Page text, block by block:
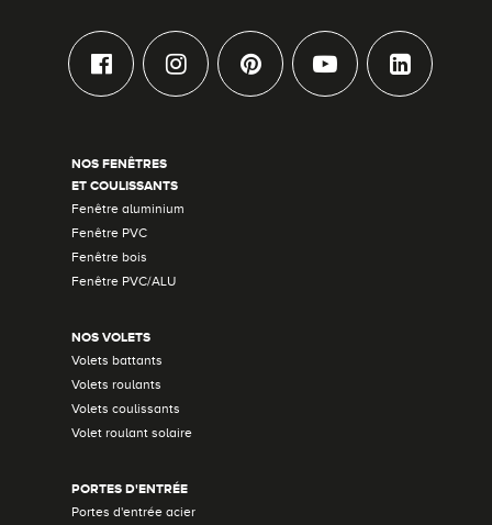
NOS FENÊTRES
ET COULISSANTS
Fenêtre aluminium
Fenêtre PVC
Fenêtre bois
Fenêtre PVC/ALU
NOS VOLETS
Volets battants
Volets roulants
Volets coulissants
Volet roulant solaire
PORTES D'ENTRÉE
Portes d'entrée acier